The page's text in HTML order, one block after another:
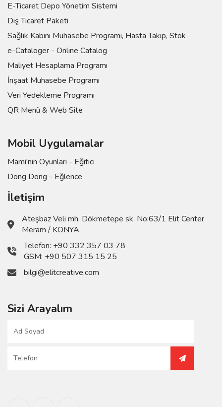
E-Ticaret Depo Yönetim Sistemi
Dış Ticaret Paketi
Sağlık Kabini Muhasebe Programı, Hasta Takip, Stok
e-Cataloger - Online Catalog
Maliyet Hesaplama Programı
İnşaat Muhasebe Programı
Veri Yedekleme Programı
QR Menü & Web Site
Mobil Uygulamalar
Mami'nin Oyunları - Eğitici
Dong Dong - Eğlence
İletişim
Ateşbaz Veli mh. Dökmetepe sk. No:63/1 Elit Center
Meram / KONYA
Telefon: +90 332 357 03 78
GSM: +90 507 315 15 25
bilgi@elitcreative.com
Sizi Arayalım